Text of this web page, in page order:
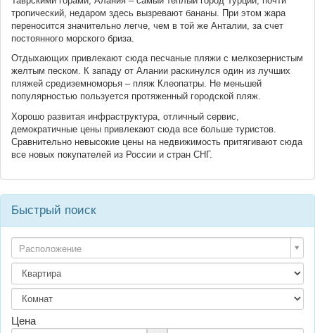
тропический, недаром здесь вызревают бананы. При этом жара
переносится значительно легче, чем в той же Анталии, за счет
постоянного морского бриза.
Отдыхающих привлекают сюда песчаные пляжи с мелкозернистым
желтым песком. К западу от Алании раскинулся один из лучших
пляжей средиземноморья – пляж Клеопатры. Не меньшей
популярностью пользуется протяженный городской пляж.
Хорошо развитая инфраструктура, отличный сервис,
демократичные цены привлекают сюда все больше туристов.
Сравнительно невысокие цены на недвижимость притягивают сюда
все новых покупателей из России и стран СНГ.
Быстрый поиск
Расположение
Цена